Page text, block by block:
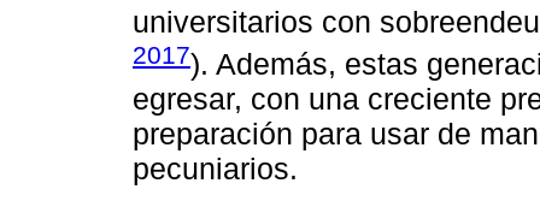
universitarios con
2017). Además, estas
egresar, con una creciente
preparación para usar de
pecuniarios.